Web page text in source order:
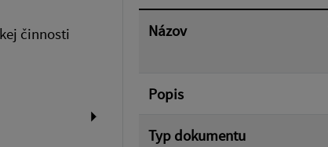
činnosti
Názov
Popis
Typ dokumentu